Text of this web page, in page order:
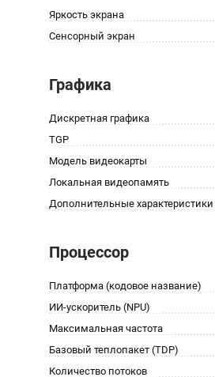
Яркость экрана
Сенсорный экран
Графика
Дискретная графика
TGP
Модель видеокарты
Локальная видеопамять
Дополнительные
Процессор
Платформа (кодовое название)
ИИ-ускоритель (NPU)
Максимальная частота
Базовый теплопакет (TDP)
Количество потоков